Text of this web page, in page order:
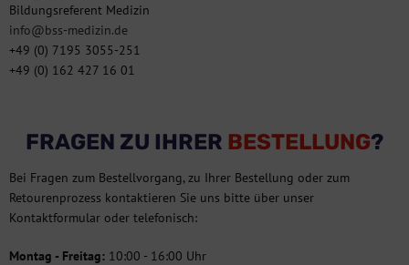
Bildungsreferent Medizin
info@bss-medizin.de
+49 (0) 7195 3055-251
+49 (0) 162 427 16 01
FRAGEN ZU IHRER BESTELLUNG?
Bei Fragen zum Bestellvorgang, zu Ihrer Bestellung oder zum
Retourenprozess kontaktieren Sie uns bitte über unser
Kontaktformular oder telefonisch:
Montag - Freitag: 10:00 - 16:00 Uhr